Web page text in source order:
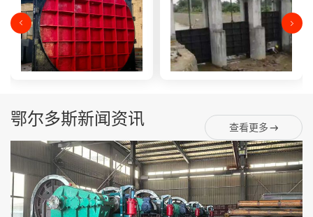
鄂尔多斯新闻资讯 查看更多